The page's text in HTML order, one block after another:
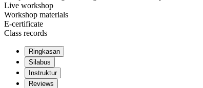
Live workshop
Workshop materials
E-certificate
Class records
Ringkasan
Silabus
Instruktur
Reviews